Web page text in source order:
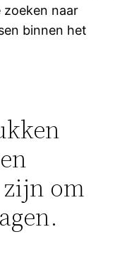
zoeken naar
binnen het
om